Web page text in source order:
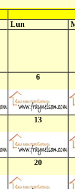
Lun
6
13
20